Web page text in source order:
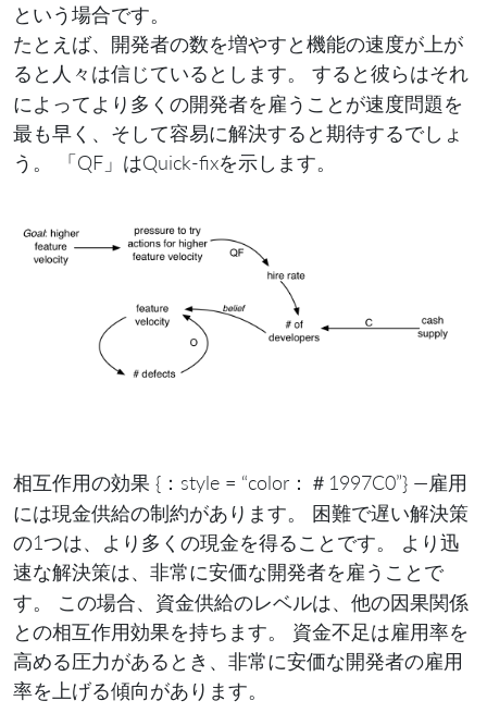
という場合です。
たとえば、開発者の数を増やすと機能の速度が上が
ると人々は信じている とします。 すると彼らはそれ
によってより多くの開発者を雇うことが速度問題を
最も早く、そして容易に解決すると期待するでしょ
う。 「QF」はQuick-fixを示します。
相互作用の効果 {：style = “color：＃1997C0”} —雇用
には現金供給の制約があります。 困難で遅い解決策
の1つは、より多くの現金を得ることです。 より迅
速な解決策は、 非常に安価な開発者を雇うことで
す。 この場合、資金供給のレベルは、他の因果関係
との相互作用効果を持ちます。 資金不足は雇用率を
高める圧力があるとき、非常に安価な開発者の雇用
率を上げる傾向があります。